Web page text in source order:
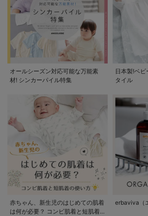
オールシーズン対応可能な万能素
材! シンカーパイル特集
日本製!ベ
タイル
赤ちゃん、新生児のはじめての肌着
は何が必要？ コンビ肌着と短肌着
erbaviva（